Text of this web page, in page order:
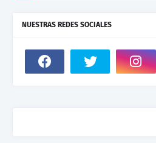
NUESTRAS REDES SOCIALES